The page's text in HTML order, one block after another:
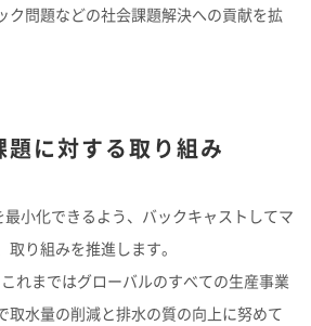
ク問題などの社会課題解決への貢献を拡
に対する取り組み
小化できるよう、バックキャストしてマ
り組みを推進します。
れまではグローバルのすべての生産事業
取水量の削減と排水の質の向上に努めて